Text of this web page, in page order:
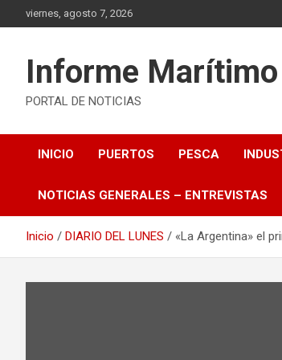
al
viernes, agosto 7, 2026
Informe Marítimo
PORTAL DE NOTICIAS
INICIO PUERTOS PESCA
NOTICIAS GENERALES – ENTREVISTAS
Inicio DIARIO DEL LUNES «La Argentina» el